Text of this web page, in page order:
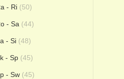
- Ri (50)
- Sa (44)
- Si (48)
- Sp (45)
- Sw (45)